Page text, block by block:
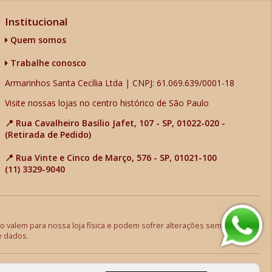
Institucional
Quem somos
Trabalhe conosco
Armarinhos Santa Cecília Ltda | CNPJ: 61.069.639/0001-18
Visite nossas lojas no centro histórico de São Paulo
📍 Rua Cavalheiro Basílio Jafet, 107 - SP, 01022-020 -
(Retirada de Pedido)
📍 Rua Vinte e Cinco de Março, 576 - SP, 01021-100
(11) 3329-9040
para nossa loja física e podem sofrer alterações sem aviso
dados.